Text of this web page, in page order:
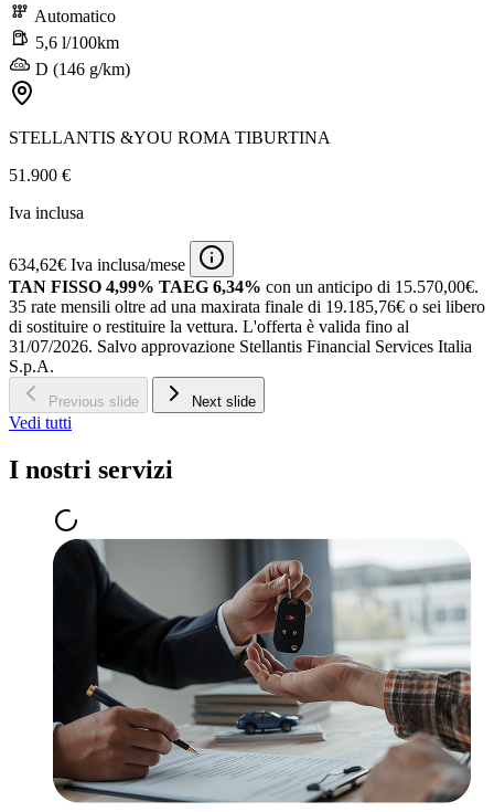
Automatico
5,6 l/100km
D (146 g/km)
STELLANTIS &YOU ROMA TIBURTINA
51.900 €
Iva inclusa
634,62€ Iva inclusa/mese
TAN FISSO 4,99% TAEG 6,34% con un anticipo di 15.570,00€.
35 rate mensili oltre ad una maxirata finale di 19.185,76€ o sei libero
di sostituire o restituire la vettura. L'offerta è valida fino al
31/07/2026. Salvo approvazione Stellantis Financial Services Italia
S.p.A.
Previous slide Next slide
Vedi tutti
I nostri servizi